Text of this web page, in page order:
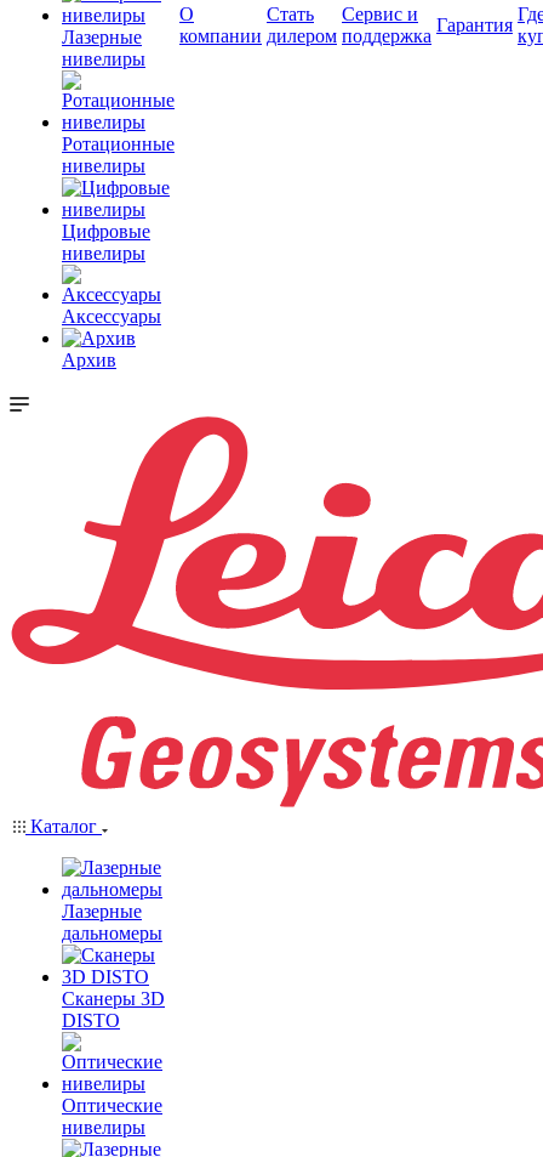
Лазерные
нивелиры
Ротационные
нивелиры
Цифровые
нивелиры
Аксессуары
Архив
О
компании
Стать
дилером
Сервис и
поддержка
Гарантия
Каталог
Лазерные
дальномеры
Сканеры 3D
DISTO
Оптические
нивелиры